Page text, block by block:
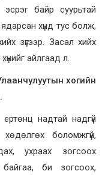
байр суурьтай
хүнд тус болж,
зүгээр. Засал хийх
айлгаад л.
хогийн
надтай надгүй
боломжгүй,
ухраах зогсоох
би зогсоох,